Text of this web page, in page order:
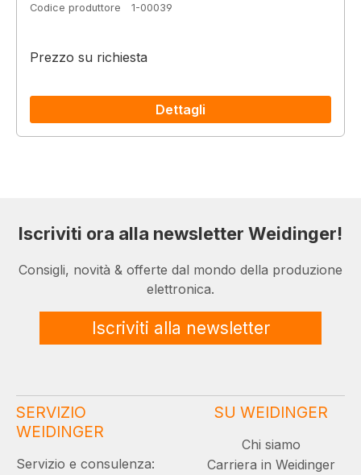
Codice produttore
1-00039
Prezzo su richiesta
Dettagli
Iscriviti ora alla newsletter Weidinger!
Consigli, novità & offerte dal mondo della produzione
elettronica.
Iscriviti alla newsletter
SERVIZIO
WEIDINGER
Servizio e consulenza:
SU WEIDINGER
Chi siamo
Carriera in Weidinger